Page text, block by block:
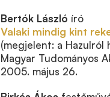
Bertók László író
Valaki mindig kint
(megjelent: a Hazulról
Magyar Tudományos
2005. május 26.